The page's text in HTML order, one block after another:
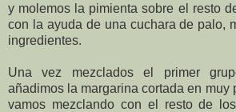
y molemos la pimienta sobre el resto
con la ayuda de una cuchara de palo,
ingredientes.
Una vez mezclados el primer
añadimos la margarina cortada en muy
vamos mezclando con el resto de